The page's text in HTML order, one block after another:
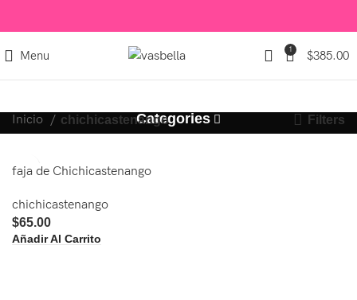
Menu 1 $385.00
Categories
Inicio chichicastenango Filters
faja de Chichicastenango
chichicastenango
$65.00
Añadir Al Carrito